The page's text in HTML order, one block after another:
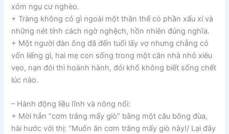
xóm ngụ cư nghèo.
+ Tràng không có gì ngoài một thân thể có phần xấu xí và
những nét tính cách ngờ nghệch, hồn nhiên đúng nghĩa.
+ Một người đàn ông đã đến tuổi lấy vợ nhưng chẳng có
vốn liếng gì, hai mẹ con sống trong một căn nhà nhỏ xiêu
vẹo, nạn đói thì hoành hành, đói khổ không biết sống chết
lúc nào.
– Hành động liều lĩnh và nông nổi:
+ Mời hẳn “cơm trắng mấy giò” bằng một câu bông đùa,
hài hước với thị: “Muốn ăn cơm trắng mấy giò này!/ Lại đây